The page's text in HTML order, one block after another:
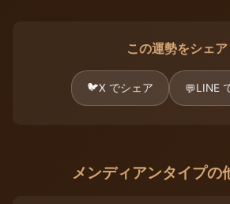
この運勢をシェア
🐦X でシェア 💬LINE
メンディアンタイプの